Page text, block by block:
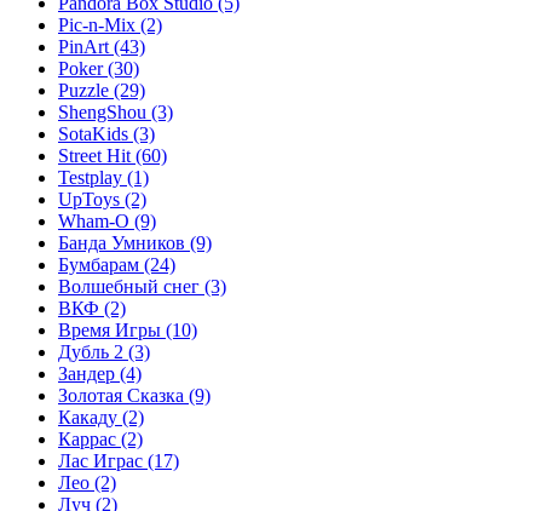
Pic-n-Mix (2)
PinArt (43)
Poker(30)
Puzzle (29)
ShengShou (3)
SotaKids (3)
Street Hit (60)
Testplay (1)
UpToys (2)
Wham-O (9)
Банда Умников (9)
Бумбарам (24)
Волшебный снег (3)
ВКФ (2)
Время Игры (10)
Дубль 2 (3)
Зандер (4)
Золотая Сказка (9)
Какаду (2)
Каррас (2)
Лас Играс (17)
Лео (2)
Луч (2)